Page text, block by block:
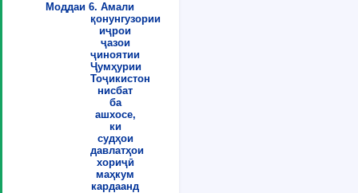
Моддаи 6. Амали
қонунгузории
иҷрои
ҷазои
ҷиноятии
Ҷумҳурии
Тоҷикистон
нисбат
ба
ашхосе,
ки
судҳои
давлатҳои
хориҷӣ
маҳкум
кардаанд